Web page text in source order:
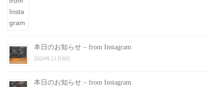
本日のお知らせ – from Instagram
2024年11月8日
本日のお知らせ – from Instagram